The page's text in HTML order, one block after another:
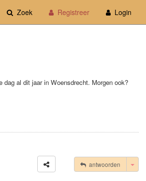
Zoek Registreer Login
al dit jaar in Woensdrecht. Morgen ook?
antwoorden